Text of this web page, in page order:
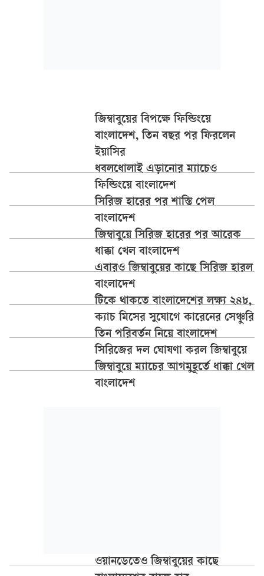
জিম্বাবুয়ের বিপক্ষে ফিল্ডিংয়ে
বাংলাদেশ, তিন বছর পর ফিরলেন
ইয়াসির
ধবলধোলাই এড়ানোর ম্যাচেও
ফিল্ডিংয়ে বাংলাদেশ
সিরিজ হারের পর শাস্তি পেল
বাংলাদেশ
জিম্বাবুয়ে সিরিজ হারের পর আরেক
ধাক্কা খেল বাংলাদেশ
এবারও জিম্বাবুয়ের কাছে সিরিজ হারল
বাংলাদেশ
টিকে থাকতে বাংলাদেশের লক্ষ্য ২৪৮,
ক্যাচ মিসের সুযোগে কারেনের সেঞ্চুরি
তিন পরিবর্তন নিয়ে বাংলাদেশ
সিরিজের দল ঘোষণা করল জিম্বাবুয়ে
জিম্বাবুয়ে ম্যাচের আগমুহূর্তে ধাক্কা খেল
বাংলাদেশ
ওয়ানডেতেও জিম্বাবুয়ের কাছে